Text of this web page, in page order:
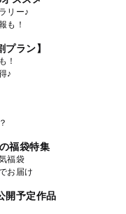
リー♪
も！
ラン】
！
♪
福袋特集
福袋
お届け
開予定作品